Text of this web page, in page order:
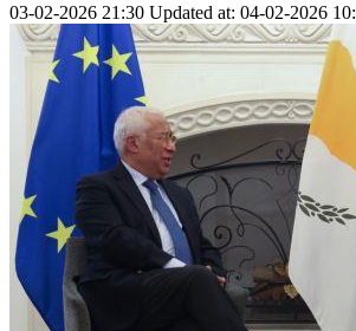
03-02-2026 21:30 Updated at: 04-02-2026